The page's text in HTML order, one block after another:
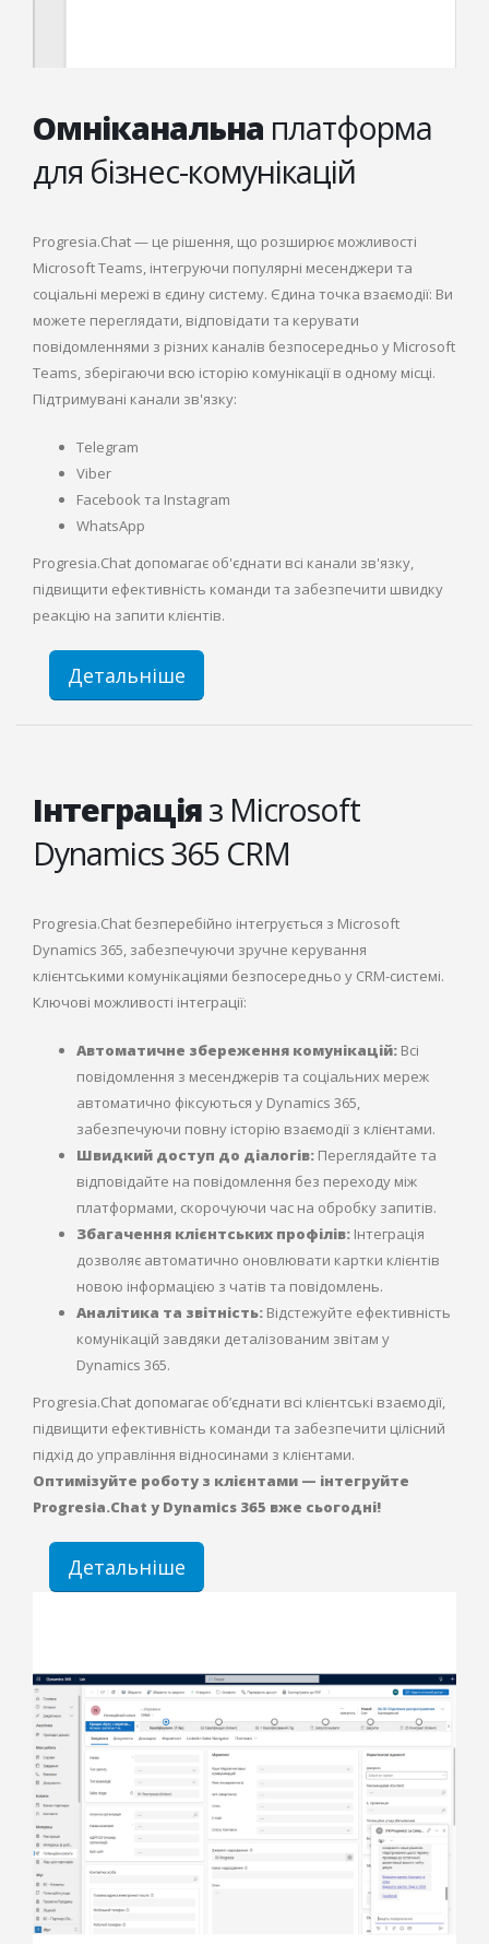
Омніканальна платформа
для бізнес-комунікацій
Progresia.Chat — це рішення, що розширює можливості
Microsoft Teams, інтегруючи популярні месенджери та
соціальні мережі в єдину систему. Єдина точка взаємодії: Ви
можете переглядати, відповідати та керувати
повідомленнями з різних каналів безпосередньо у Microsoft
Teams, зберігаючи всю історію комунікації в одному місці.
Підтримувані канали зв'язку:
Telegram
Viber
Facebook та Instagram
WhatsApp
Progresia.Chat допомагає об'єднати всі канали зв'язку,
підвищити ефективність команди та забезпечити швидку
реакцію на запити клієнтів.
Детальніше
Інтеграціяз Microsoft
Dynamics 365 CRM
Progresia.Chat безперебійно інтегрується з Microsoft
Dynamics 365, забезпечуючи зручне керування
клієнтськими комунікаціями безпосередньо у CRM-системі.
Ключові можливості інтеграції:
Автоматичне збереження комунікацій: Всі
повідомлення з месенджерів та соціальних мереж
автоматично фіксуються у Dynamics 365,
забезпечуючи повну історію взаємодії з клієнтами.
Швидкий доступ до діалогів: Переглядайте та
відповідайте на повідомлення без переходу між
платформами, скорочуючи час на обробку запитів.
Збагачення клієнтських профілів: Інтеграція
дозволяє автоматично оновлювати картки клієнтів
новою інформацією з чатів та повідомлень.
Аналітика та звітність: Відстежуйте ефективність
комунікацій завдяки деталізованим звітам у
Dynamics 365.
Progresia.Chat допомагає об’єднати всі клієнтські взаємодії,
підвищити ефективність команди та забезпечити цілісний
підхід до управління відносинами з клієнтами.
Оптимізуйте роботу з клієнтами — інтегруйте
Progresia.Chat у Dynamics 365 вже сьогодні!
Детальніше